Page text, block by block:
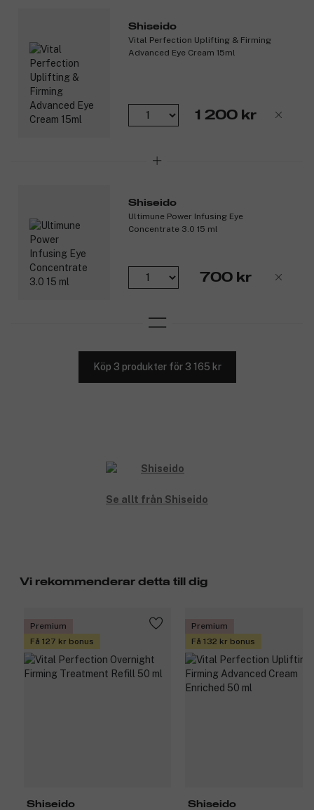
spänstigare hud. (4)
Efter åtta veckor: 49 procent fastare, ljusare och
spänstigare hud. (1)
På en vecka:
86 procent: huden blir fastare.
77 procent: djupa rynkor blir mindre synliga.
95 procent: huden ser ljus ut.
(1) Konsumenttest på 110 frivilliga.
(2) Klinisk bedömning av ljusstyrka på 35 (Vital Perfection
Uplifting and Firming Cream) respektive 31 kvinnor
(Advanced Cream Enriched).
(3) Instrumentellt test på 11 kvinnor.
Shiseido
Vital Perfection Uplifting & Firming
Advanced Eye Cream 15ml
1 200 kr
Shiseido
Ultimune Power Infusing Eye
Concentrate 3.0 15 ml
700 kr
Köp 3 produkter för 3 165 kr
Se allt från Shiseido
Vi rekommenderar detta till dig
Premium
Få 127 kr bonus
Shiseido
Premium
Få 132 kr bonus
Shiseido